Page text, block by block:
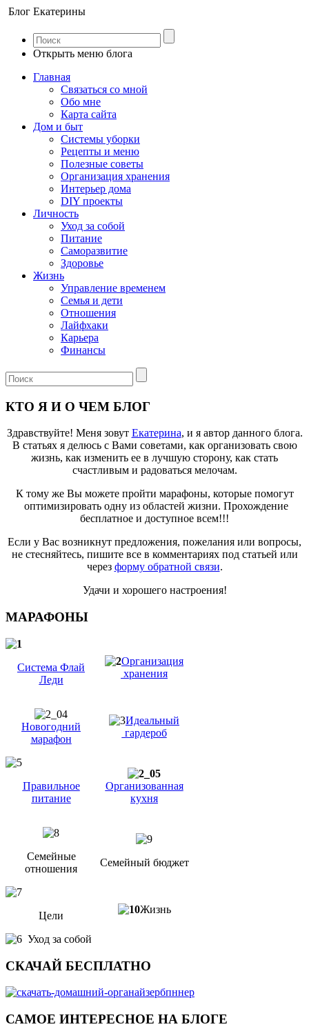
Блог Екатерины
Открыть меню блога
Главная
Связаться со мной
Обо мне
Карта сайта
Дом и быт
Системы уборки
Рецепты и меню
Полезные советы
Организация хранения
Интерьер дома
DIY проекты
Личность
Уход за собой
Питание
Саморазвитие
Здоровье
Жизнь
Управление временем
Семья и дети
Отношения
Лайфхаки
Карьера
Финансы
КТО Я И О ЧЕМ БЛОГ
Здравствуйте! Меня зовут Екатерина, и я автор данного блога.
В статьях я делюсь с Вами советами, как организовать свою
жизнь, как изменить ее в лучшую сторону, как стать
счастливым и радоваться мелочам.
К тому же Вы можете пройти марафоны, которые помогут
оптимизировать одну из областей жизни. Прохождение
бесплатное и доступное всем!!!
Если у Вас возникнут предложения, пожелания или вопросы,
не стесняйтесь, пишите все в комментариях под статьей или
через форму обратной связи.
Удачи и хорошего настроения!
МАРАФОНЫ
Система Флай
Леди
Организация
хранения
Новогодний
марафон
Идеальный
гардероб
Правильное
питание
Организованная
кухня
Семейные
отношения
Семейный бюджет
Цели
Жизнь
Уход за собой
СКАЧАЙ БЕСПЛАТНО
САМОЕ ИНТЕРЕСНОЕ НА БЛОГЕ